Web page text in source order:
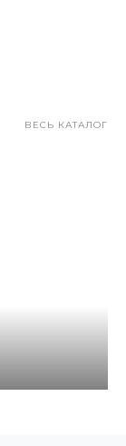
ВЕСЬ КАТАЛОГ